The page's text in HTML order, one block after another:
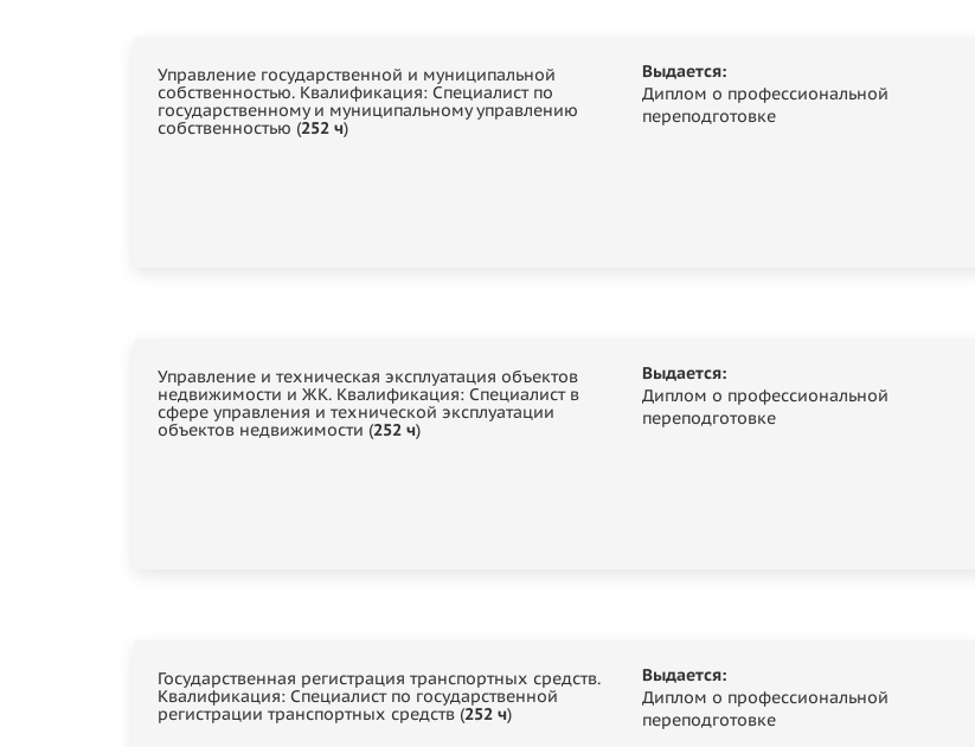
Управление государственной и муниципальной
собственностью. Квалификация: Специалист по
государственному и муниципальному управлению
собственностью (252 ч)
Выдается:
Диплом о профессиональной
переподготовке
Управление и техническая эксплуатация объектов
недвижимости и ЖК. Квалификация: Специалист в
сфере управления и технической эксплуатации
объектов недвижимости (252 ч)
Выдается:
Диплом о профессиональной
переподготовке
Государственная регистрация транспортных средств.
Квалификация: Специалист по государственной
регистрации транспортных средств (252 ч)
Выдается:
Диплом о профессиональной
переподготовке